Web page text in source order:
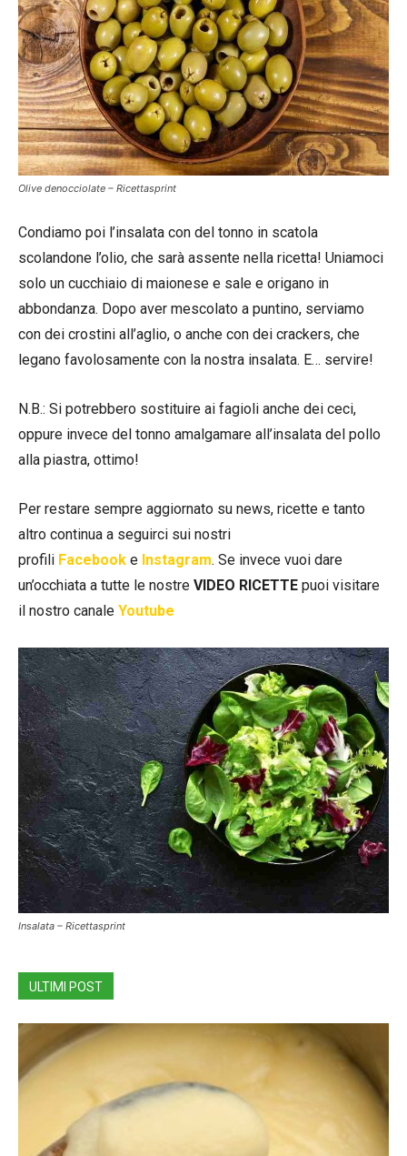
Olive denocciolate – Ricettasprint
Condiamo poi l’insalata con del tonno in scatola
scolandone l’olio, che sarà assente nella ricetta! Uniamoci
solo un cucchiaio di maionese e sale e origano in
abbondanza. Dopo aver mescolato a puntino, serviamo
con dei crostini all’aglio, o anche con dei crackers, che
legano favolosamente con la nostra insalata. E… servire!
N.B.: Si potrebbero sostituire ai fagioli anche dei ceci,
oppure invece del tonno amalgamare all’insalata del pollo
alla piastra, ottimo!
Per restare sempre aggiornato su news, ricette e tanto
altro continua a seguirci sui nostri
profili Facebook e Instagram. Se invece vuoi dare
un’occhiata a tutte le nostre VIDEO RICETTE puoi visitare
il nostro canale Youtube
Insalata – Ricettasprint
ULTIMI POST